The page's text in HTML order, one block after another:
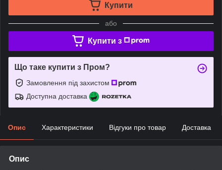
Купити
або
Купити з
Що таке купити з Пром?
Замовлення під захистом
Доступна доставка
Опис Характеристики Відгуки про товар Доставка
Опис